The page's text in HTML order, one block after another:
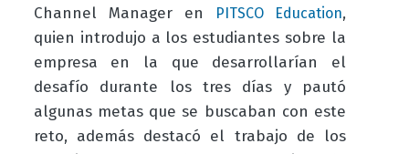
Channel Manager en
PITSCO Education,
quien introdujo a los estudiantes sobre la
empresa en la que desarrollarían el
desafío durante los tres días y pautó
algunas metas que se buscaban con este
reto, además destacó el trabajo de los